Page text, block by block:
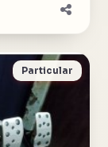
Particular